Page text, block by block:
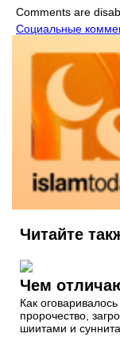
Comments are
Социальные
Читайте
Чем
Как
пророчество,
шиитами и